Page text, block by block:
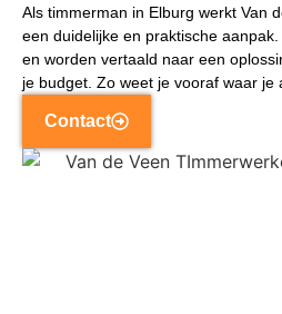
Als timmerman in Elburg werkt Van
een duidelijke en praktische
en worden vertaald naar een
je budget. Zo weet je vooraf waar je
Contact